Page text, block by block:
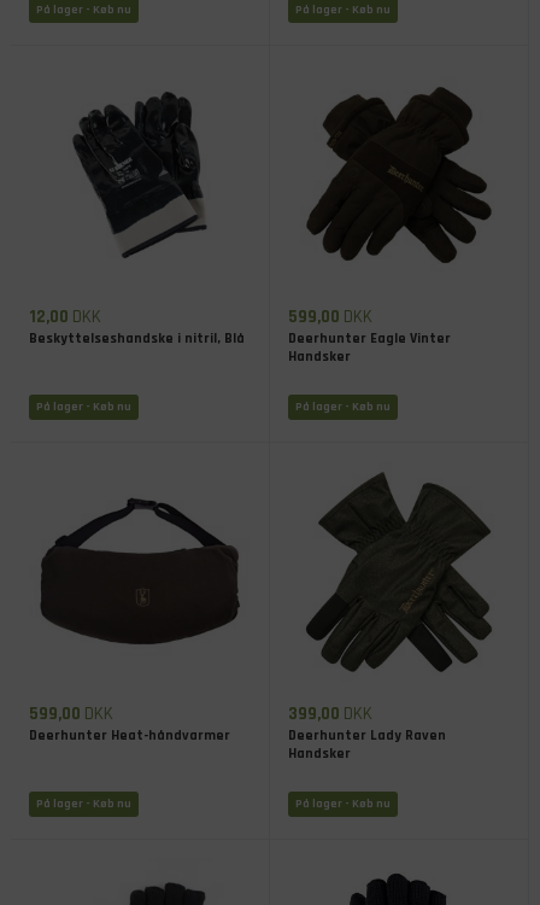
På lager - Køb nu På lager - Køb nu
12,00 DKK
Beskyttelseshandske i nitril, Blå
På lager - Køb nu
599,00 DKK
Deerhunter Eagle Vinter
Handsker
På lager - Køb nu
599,00 DKK
Deerhunter Heat-håndvarmer
På lager - Køb nu
399,00 DKK
Deerhunter Lady Raven
Handsker
På lager - Køb nu